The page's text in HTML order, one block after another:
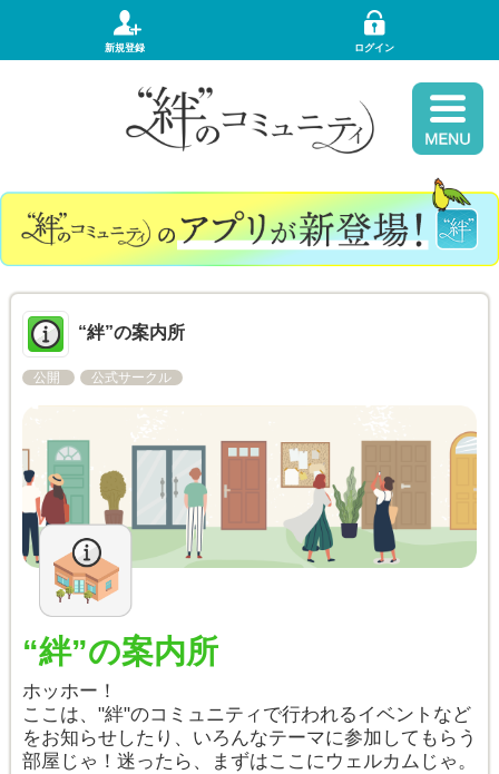
新規登録 ログイン
“絆”の案内所
公開 公式サークル
“絆”の案内所
ホッホー！
ここは、"絆"のコミュニティで行われるイベントなど
をお知らせしたり、いろんなテーマに参加してもらう
部屋じゃ！迷ったら、まずはここにウェルカムじゃ。